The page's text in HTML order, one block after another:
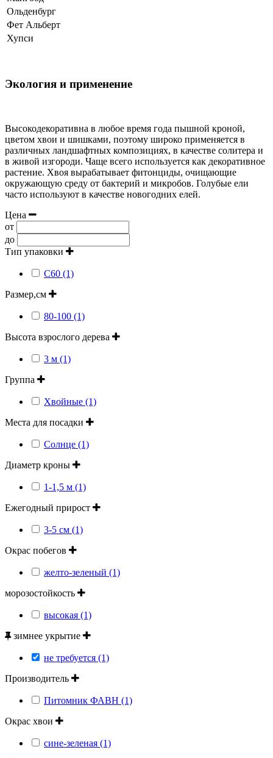
Ольденбург
Фет Альберт
Хупси
Экология и применение
Высокодекоративна в любое время года пышной кроной,
цветом хвои и шишками, поэтому широко применяется в
различных ландшафтных композициях, в качестве солитера и
в живой изгороди. Чаще всего используется как декоративное
растение. Хвоя вырабатывает фитонциды, очищающие
окружающую среду от бактерий и микробов. Голубые ели
часто используют в качестве новогодних елей.
Цена
от
до
Тип упаковки
С60 (1)
Размер,см
80-100 (1)
Высота взрослого дерева
3 м (1)
Группа
Хвойные (1)
Места для посадки
Солнце (1)
Диаметр кроны
1-1,5 м (1)
Ежегодный прирост
3-5 см (1)
Окрас побегов
желто-зеленый (1)
морозостойкость
высокая (1)
зимнее укрытие
не требуется (1)
Производитель
Питомник ФАВН (1)
Окрас хвои
сине-зеленая (1)